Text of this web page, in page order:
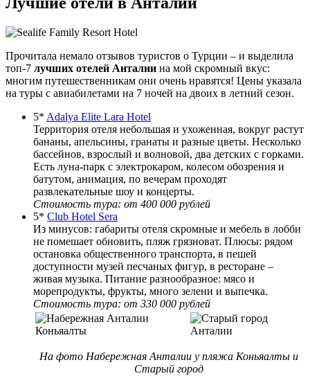
Прочитала немало отзывов туристов о Турции – и выделила
топ-7 лучших отелей Анталии на мой скромный вкус:
многим путешественникам они очень нравятся! Цены указала
на туры с авиабилетами на 7 ночей на двоих в летний сезон.
5* Adalya Elite Lara Hotel
Территория отеля небольшая и ухоженная, вокруг растут
бананы, апельсины, гранаты и разные цветы. Несколько
бассейнов, взрослый и волновой, два детских с горками.
Есть луна-парк с электрокаром, колесом обозрения и
батутом, анимация, по вечерам проходят
развлекательные шоу и концерты.
Стоимость тура: от 400 000 рублей
5* Club Hotel Sera
Из минусов: габариты отеля скромные и мебель в лобби
не помешает обновить, пляж грязноват. Плюсы: рядом
остановка общественного транспорта, в пешей
доступности музей песчаных фигур, в ресторане –
живая музыка. Питание разнообразное: мясо и
морепродукты, фрукты, много зелени и выпечка.
Стоимость тура: от 330 000 рублей
На фото Набережная Анталии у пляжа Коньяалты и
Старый город